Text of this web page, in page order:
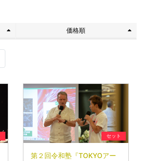
価格順
セット
第２回令和塾『TOKYOアー